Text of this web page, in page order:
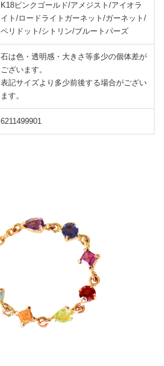
K18ピンクゴールド/アメジスト/アイオラ
イト/ロードライトガーネット/ガーネット/
ペリドット/シトリン/ブルートパーズ
石は色・透明感・大きさ等多少の個体差が
ございます。
表記サイズより多少前後する場合がござい
ます。
6211499901